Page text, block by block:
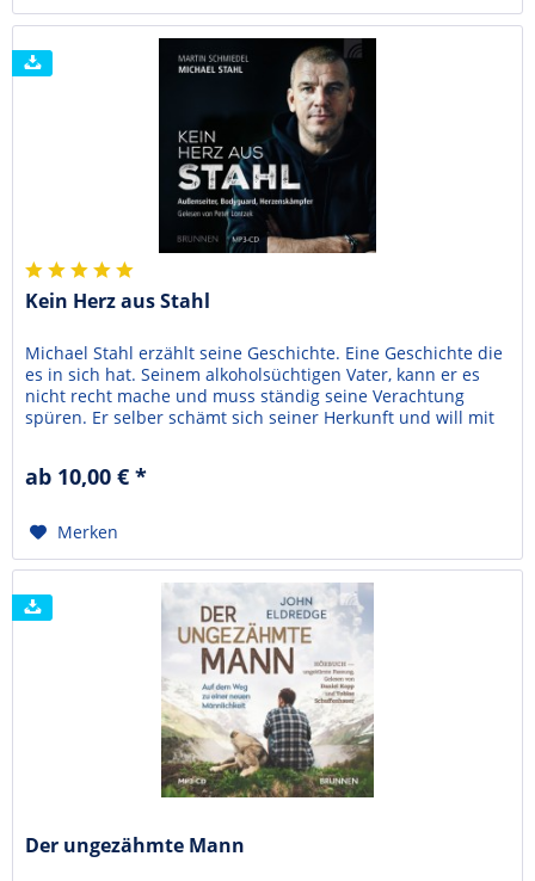
Kein Herz aus Stahl
Michael Stahl erzählt seine Geschichte. Eine Geschichte die
es in sich hat. Seinem alkoholsüchtigen Vater, kann er es
nicht recht mache und muss ständig seine Verachtung
spüren. Er selber schämt sich seiner Herkunft und will mit
nirgends bekommt. So wird er erfolgreich als...
ab 10,00 € *
Merken
Der ungezähmte Mann